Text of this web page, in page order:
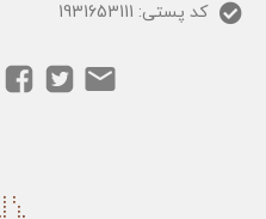
کد پستی: 1931653111